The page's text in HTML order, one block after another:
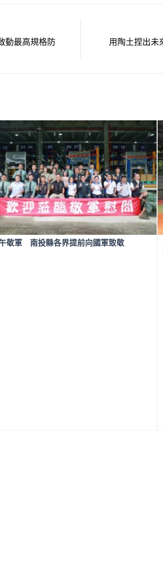
動最高規格防
用陶土捏出未
敬軍 南投縣各界提前向國軍致敬